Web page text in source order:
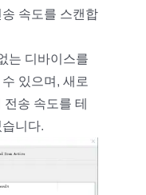
속도를 스캔합
는 디바이스를
있으며, 새로
송 속도를 테
니다.